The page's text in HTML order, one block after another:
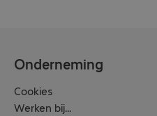
Onderneming
Cookies
Werken bij...